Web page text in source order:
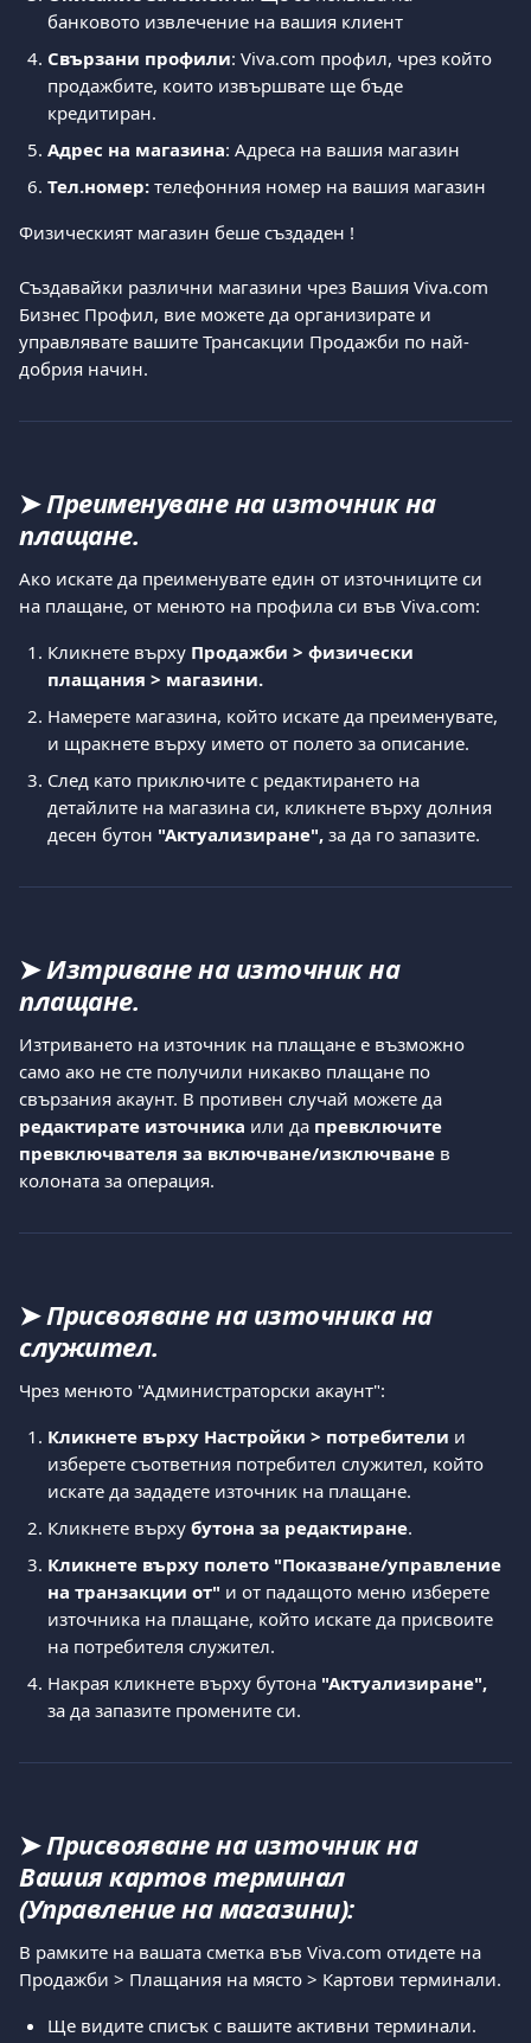
банковото извлечение на вашия клиент
Свързани профили: Viva.com профил, чрез който
продажбите, които извършвате ще бъде
кредитиран.
Адрес на магазина: Адреса на вашия магазин
Тел.номер: телефонния номер на вашия магазин
Физическият магазин беше създаден !
Създавайки различни магазини чрез Вашия Viva.com
Бизнес Профил, вие можете да организирате и
управлявате вашите Трансакции Продажби по най-
добрия начин.
➤ Преименуване на източник на
плащане.
Ако искате да преименувате един от източниците си
на плащане, от менюто на профила си във Viva.com:
Кликнете върху Продажби > физически
плащания > магазини.
Намерете магазина, който искате да преименувате,
и щракнете върху името от полето за описание.
След като приключите с редактирането на
детайлите на магазина си, кликнете върху долния
десен бутон "Актуализиране", за да го запазите.
➤ Изтриване на източник на
плащане.
Изтриването на източник на плащане е възможно
само ако не сте получили никакво плащане по
свързания акаунт. В противен случай можете да
редактирате източника или да превключите
превключвателя за включване/изключване в
колоната за операция.
➤ Присвояване на източника на
служител.
Чрез менюто "Администраторски акаунт":
Кликнете върху Настройки > потребители и
изберете съответния потребител служител, който
искате да зададете източник на плащане.
Кликнете върху бутона за редактиране.
Кликнете върху полето "Показване/управление
на транзакции от" и от падащото меню изберете
източника на плащане, който искате да присвоите
на потребителя служител.
Накрая кликнете върху бутона "Актуализиране",
за да запазите промените си.
➤ Присвояване на източник на
Вашия картов терминал
(Управление на магазини):
В рамките на вашата сметка във Viva.com отидете на
Продажби > Плащания на място > Картови терминали.
Ще видите списък с вашите активни терминали.